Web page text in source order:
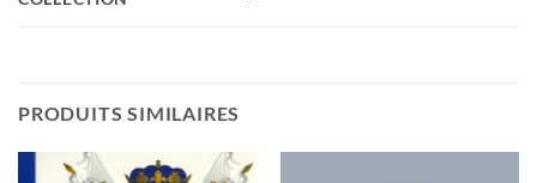
PRODUITS SIMILAIRES